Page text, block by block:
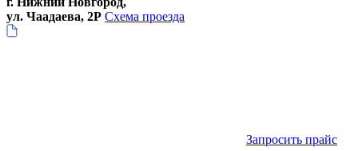
ул. Чаадаева, 2Р Схема проезда
Запросить прайс